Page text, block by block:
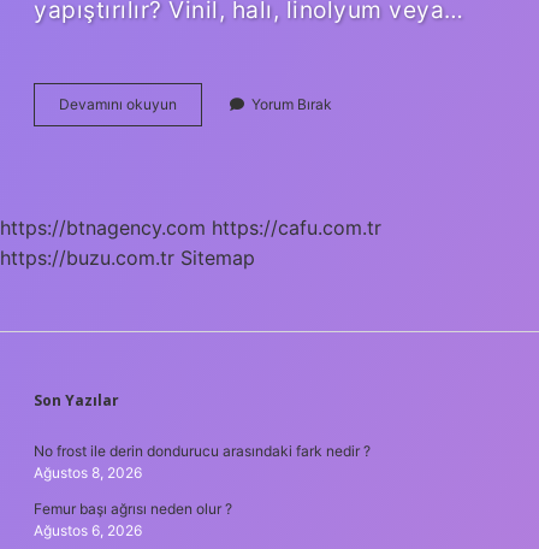
yapıştırılır? Vinil, halı, linolyum veya…
Devamını okuyun
Kaplama
Yorum Bırak
https://btnagency.com https://cafu.com.tr
https://buzu.com.tr Sitemap
SIDEBAR
Son Yazılar
No frost ile derin dondurucu arasındaki fark nedir ?
Ağustos 8, 2026
Femur başı ağrısı neden olur ?
Ağustos 6, 2026